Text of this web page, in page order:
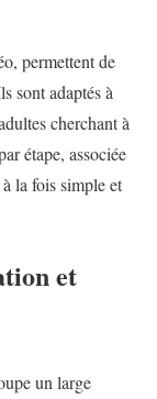
permettent de
sont adaptés à
cherchant à
étape, associée
la fois simple et
et
un large